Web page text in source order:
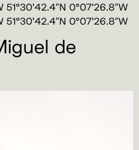
51°30’42.4″N 0°07’26.8″W
51°30’42.4″N 0°07’26.8″W
de